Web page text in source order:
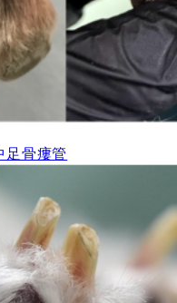
足骨瘻管